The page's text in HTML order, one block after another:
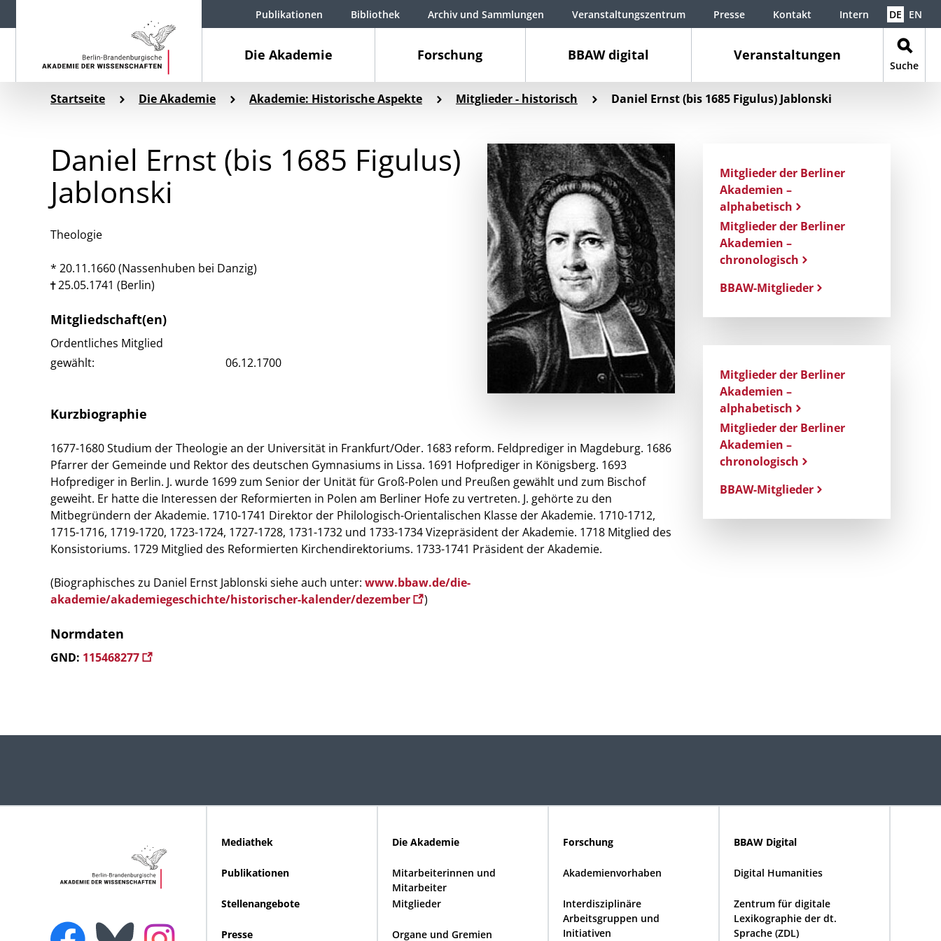
Die Akademie Forschung BBAW digital Veranstaltungen
Suche
Publikationen Bibliothek Archiv und Sammlungen Veranstaltungszentrum Presse Kontakt Intern DE EN
Startseite Die Akademie Akademie: Historische Aspekte Mitglieder - historisch Daniel Ernst (bis 1685 Figulus) Jablonski
Daniel Ernst (bis 1685 Figulus)
Jablonski
Theologie
* 20.11.1660 (Nassenhuben bei Danzig)
25.05.1741 (Berlin)
Mitgliedschaft(en)
Ordentliches Mitglied
gewählt:
06.12.1700
Kurzbiographie
1677-1680 Studium der Theologie an der Universität in Frankfurt/Oder. 1683 reform. Feldprediger in Magdeburg. 1686
Pfarrer der Gemeinde und Rektor des deutschen Gymnasiums in Lissa. 1691 Hofprediger in Königsberg. 1693
Hofprediger in Berlin. J. wurde 1699 zum Senior der Unität für Groß-Polen und Preußen gewählt und zum Bischof
geweiht. Er hatte die Interessen der Reformierten in Polen am Berliner Hofe zu vertreten. J. gehörte zu den
Mitbegründern der Akademie. 1710-1741 Direktor der Philologisch-Orientalischen Klasse der Akademie. 1710-1712,
1715-1716, 1719-1720, 1723-1724, 1727-1728, 1731-1732 und 1733-1734 Vizepräsident der Akademie. 1718 Mitglied des
Konsistoriums. 1729 Mitglied des Reformierten Kirchendirektoriums. 1733-1741 Präsident der Akademie.
(Biographisches zu Daniel Ernst Jablonski siehe auch unter: www.bbaw.de/die-
akademie/akademiegeschichte/historischer-kalender/dezember
)
Normdaten
GND: 115468277
Mitglieder der Berliner
Akademien –
alphabetisch
Mitglieder der Berliner
Akademien –
chronologisch
BBAW-Mitglieder
Mitglieder der Berliner
Akademien –
alphabetisch
Mitglieder der Berliner
Akademien –
chronologisch
BBAW-Mitglieder
Mediathek
Publikationen
Stellenangebote
Presse
Die Akademie
Mitarbeiterinnen und
Mitarbeiter
Mitglieder
Organe und Gremien
Forschung
Akademienvorhaben
Interdisziplinäre
Arbeitsgruppen und
Initiativen
BBAW Digital
Digital Humanities
Zentrum für digitale
Lexikographie der dt.
Sprache (ZDL)